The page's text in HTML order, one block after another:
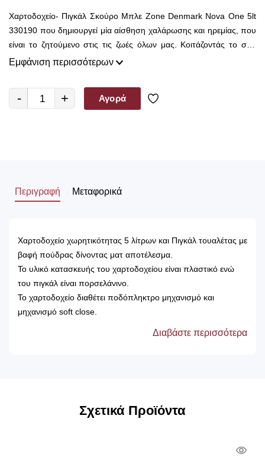
Χαρτοδοχείο- Πιγκάλ Σκούρο Μπλε Zone Denmark Nova One 5lt
330190 που δημιουργεί μία αίσθηση χαλάρωσης και ηρεμίας, που
είναι το ζητούμενο στις τις ζωές όλων μας. Κοιτάζοντάς το σου
προκαλεί την εντύπωση πως πρόκειται για συλλεκτικό και
επιτρέπει να εντάξουμε το χαρτοδοχείο- πιγκάλ στη διακόσμηση
του μπάνιου μας και όχι να το τοποθετήσουμε κατ' ανάγκην αλλά
Εμφάνιση περισσότερων
- + Αγορά
Περιγραφή Μεταφορικά
Χαρτοδοχείο χωρητικότητας 5 λίτρων και Πιγκάλ τουαλέτας με
βαφή πούδρας δίνοντας ματ αποτέλεσμα.
Το υλικό κατασκευής του χαρτοδοχείου είναι πλαστικό ενώ
του πιγκάλ είναι πορσελάνινο.
Το χαρτοδοχείο διαθέτει ποδόπληκτρο μηχανισμό και
μηχανισμό soft close.
Διαβάστε περισσότερα
Σχετικά Προϊόντα